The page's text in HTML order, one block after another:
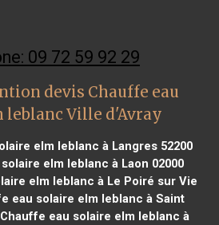
09 72 59 92 29
devis Chauffe eau
leblanc Ville d'Avray
elm leblanc à Langres 52200
elm leblanc à Laon 02000
elm leblanc à Le Poiré sur Vie
eau solaire elm leblanc à Saint
eau solaire elm leblanc à